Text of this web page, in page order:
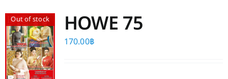
Out of stock HOWE 75
170.00฿